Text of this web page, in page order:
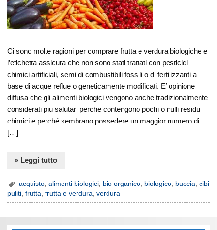
Ci sono molte ragioni per comprare frutta e verdura biologiche e
l’etichetta assicura che non sono stati trattati con pesticidi
chimici artificiali, semi di combustibili fossili o di fertilizzanti a
base di acque reflue o geneticamente modificati. E’ opinione
diffusa che gli alimenti biologici vengono anche tradizionalmente
considerati più salutari perché contengono pochi o nulli residui
chimici e perché sembrano possedere un maggior numero di
[…]
» Leggi tutto
acquisto,alimenti biologici, bio organico, biologico, buccia,cibi
puliti,frutta,frutta e verdura,verdura